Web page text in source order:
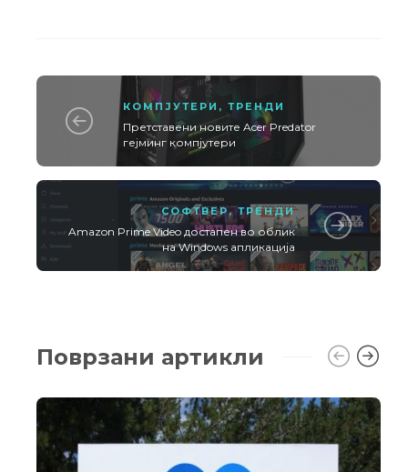
КОМПЈУТЕРИ , ТРЕНДИ
Претставени новите Acer Predator
гејминг компјутери
СОФТВЕР,ТРЕНДИ
Amazon Prime Video достапен во облик
на Windows апликација
Поврзани артикли